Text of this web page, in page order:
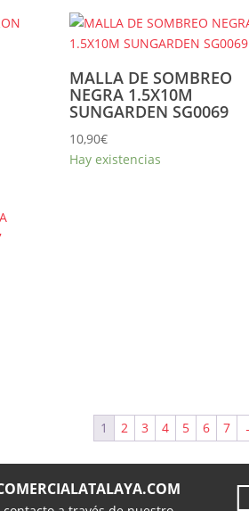
MALLA DE SOMBREO
NEGRA 1.5X10M
SUNGARDEN SG0069
10,90€
Hay existencias
1 2 3 4 5 6 7